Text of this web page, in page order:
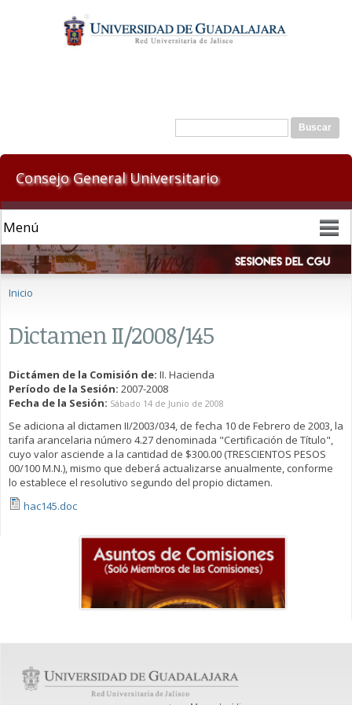
contenido
principal
Formulario de búsqueda
Buscar
Consejo General Universitario
Inicio
Dictamen II/2008/145
Dictámen de la Comisión de: II. Hacienda
Período de la Sesión: 2007-2008
Fecha de la Sesión: Sábado 14 de Junio de 2008
Se adiciona al dictamen II/2003/034, de fecha 10 de Febrero de 2003, la
tarifa arancelaria número 4.27 denominada "Certificación de Título",
cuyo valor asciende a la cantidad de $300.00 (TRESCIENTOS PESOS
00/100 M.N.), mismo que deberá actualizarse anualmente, conforme
lo establece el resolutivo segundo del propio dictamen.
hac145.doc